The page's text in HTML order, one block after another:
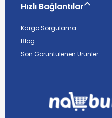
Hızlı Bağlantılar
Kargo Sorgulama
Blog
Son Görüntülenen Ürünler